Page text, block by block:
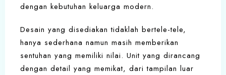
dengan kebutuhan keluarga modern.
Desain yang disediakan tidaklah bertele-tele,
hanya sederhana namun masih memberikan
sentuhan yang memiliki nilai. Unit yang dirancang
dengan detail yang memikat, dari tampilan luar